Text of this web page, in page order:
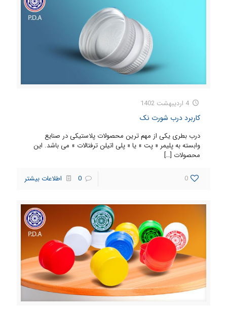
4 اردیبهشت 1402
کاربرد درب شورت نک
درب بطری یکی از مهم ترین محصولات پلاستیکی در صنایع
وابسته به پلیمر « پت » یا « پلی اتیلن ترفتالات » می باشد. این
محصولات […]
0
0 اطلاعات بیشتر